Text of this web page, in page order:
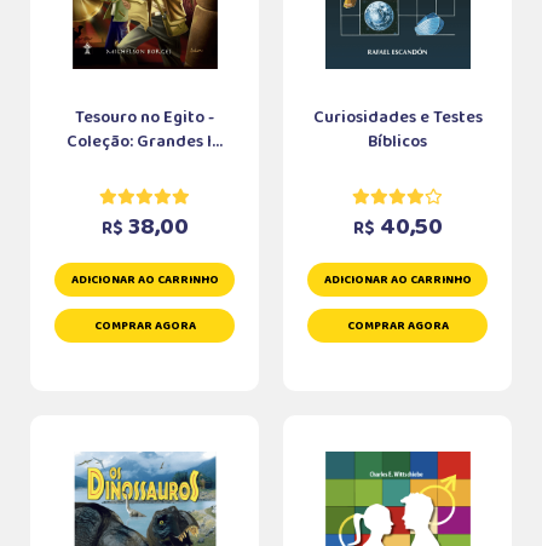
Tesouro no Egito -
Coleção: Grandes I...
R$ 38,00
ADICIONAR AO CARRINHO
COMPRAR AGORA
Curiosidades e Testes
Bíblicos
R$ 40,50
ADICIONAR AO CARRINHO
COMPRAR AGORA